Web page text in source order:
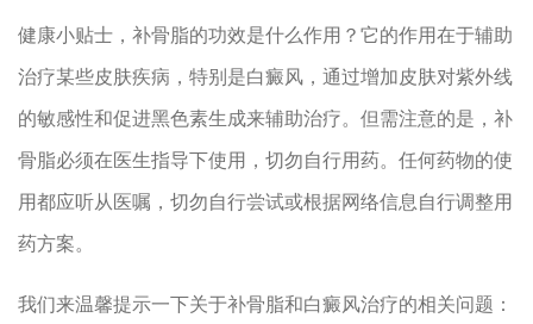
健康小贴士，补骨脂的功效是什么作用？它的作用在于辅助
治疗某些皮肤疾病，特别是白癜风，通过增加皮肤对紫外线
的敏感性和促进黑色素生成来辅助治疗。但需注意的是，补
骨脂必须在医生指导下使用，切勿自行用药。任何药物的使
用都应听从医嘱，切勿自行尝试或根据网络信息自行调整用
药方案。
我们来温馨提示一下关于补骨脂和白癜风治疗的相关问题：